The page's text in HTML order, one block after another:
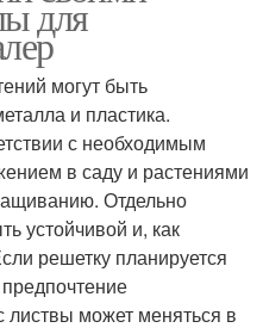
для
могут быть
и пластика.
с необходимым
в саду и растениями
Отдельно
устойчивой и, как
решетку планируется
предпочтение
может меняться в